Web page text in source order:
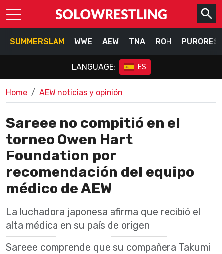
SUMMERSLAM WWE AEW TNA ROH
LANGUAGE: ES
Home AEW noticias y opinión
Sareee no compitió en el
torneo Owen Hart
Foundation por
recomendación del equipo
médico de AEW
La luchadora japonesa afirma que recibió el
alta médica en su país de origen
Sareee comprende que su compañera Takumi